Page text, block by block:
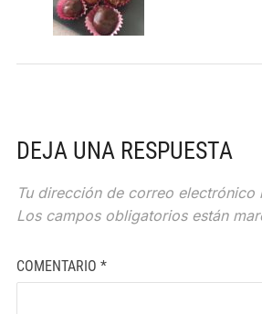
DEJA UNA RESPUESTA
Tu dirección de correo electrónico
Los campos obligatorios están
COMENTARIO *